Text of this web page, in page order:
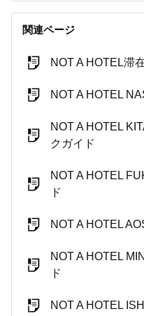
関連ページ
NOT A HOTEL滞
NOT A HOTEL
NOT A HOTEL
クガイド
NOT A HOTEL
ド
NOT A HOTEL
NOT A HOTEL
ド
NOT A HOTEL